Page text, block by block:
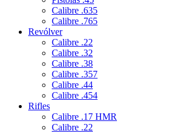
Calibre .635
Calibre .765
Revólver
Calibre .22
Calibre .32
Calibre .38
Calibre .357
Calibre .44
Calibre .454
Rifles
Calibre .17 HMR
Calibre .22